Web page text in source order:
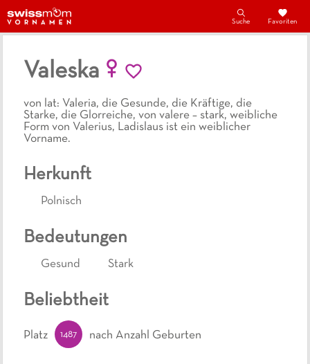
Suche Favoriten
Valeska
von lat: Valeria, die Gesunde, die Kräftige, die
Starke, die Glorreiche, von valere – stark, weibliche
Form von Valerius, Ladislaus ist ein weiblicher
Vorname.
Herkunft
Polnisch
Bedeutungen
Gesund Stark
Beliebtheit
Platz 1487 nach Anzahl Geburten